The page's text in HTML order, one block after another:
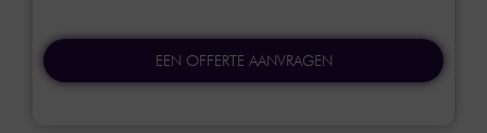
EEN OFFERTE AANVRAGEN